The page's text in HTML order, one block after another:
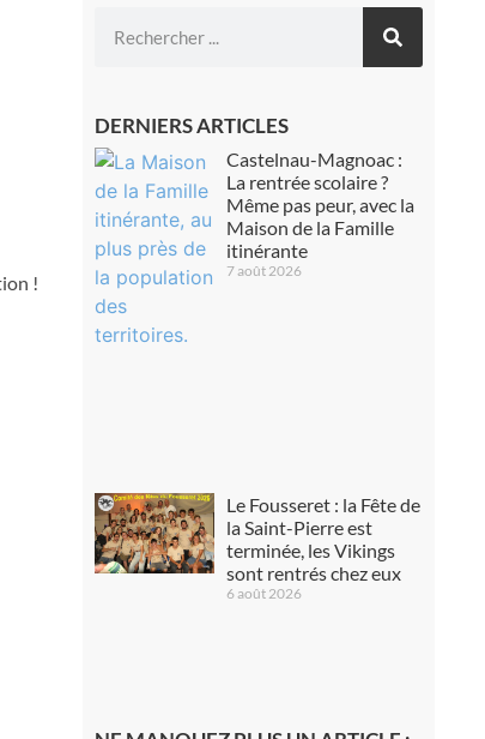
!
DERNIERS ARTICLES
Castelnau-Magnoac :
La rentrée scolaire ?
Même pas peur, avec la
Maison de la Famille
itinérante
7 août 2026
Le Fousseret : la Fête de
la Saint-Pierre est
terminée, les Vikings
sont rentrés chez eux
6 août 2026